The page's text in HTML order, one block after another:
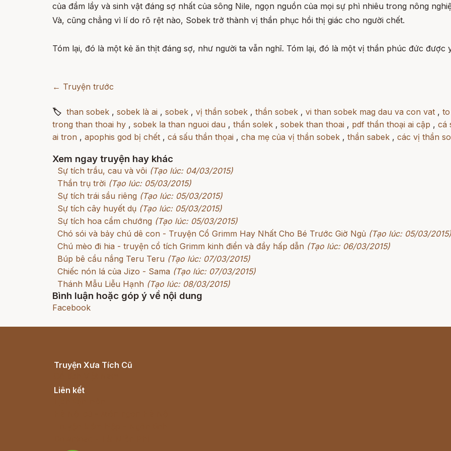
của đầm lầy và sinh vật đáng sợ nhất của sông Nile, ngọn nguồn của mọi sự phì nhiêu trong nông
Và, cũng chẳng vì lí do rõ rệt nào, Sobek trở thành vị thần phục hồi thị giác cho người chết.
Tóm lại, đó là một kẻ ăn thịt đáng sợ, như người ta vẫn nghĩ. Tóm lại, đó là một vị thần phúc đức được
← Truyện trước
🏷 than sobek , sobek là ai , sobek , vị thần sobek , thần sobek , vi than sobek mag dau va con vat ,
trong than thoai hy , sobek la than nguoi dau , thần solek , sobek than thoai , pdf thần thoại ai cập , cá
ai tron , apophis god bị chết , cá sấu thần thọai , cha mẹ của vị thần sobek , thần sabek , các vị thần
Xem ngay truyện hay khác
Sự tích trầu, cau và vôi (Tạo lúc: 04/03/2015)
Thần trụ trời (Tạo lúc: 05/03/2015)
Sự tích trái sầu riêng (Tạo lúc: 05/03/2015)
Sự tích cây huyết dụ (Tạo lúc: 05/03/2015)
Sự tích hoa cẩm chướng (Tạo lúc: 05/03/2015)
Chó sói và bảy chú dê con - Truyện Cổ Grimm Hay Nhất Cho Bé Trước Giờ Ngủ (Tạo lúc: 05/03/2015)
Chú mèo đi hia - truyện cổ tích Grimm kinh điển và đầy hấp dẫn (Tạo lúc: 06/03/2015)
Búp bê cầu nắng Teru Teru (Tạo lúc: 07/03/2015)
Chiếc nón lá của Jizo - Sama (Tạo lúc: 07/03/2015)
Thánh Mẫu Liễu Hạnh (Tạo lúc: 08/03/2015)
Bình luận hoặc góp ý về nội dung
Facebook
Truyện Xưa Tích Cũ
Liên kết